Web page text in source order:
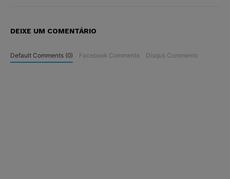
DEIXE UM COMENTÁRIO
Default Comments (0) Facebook Comments Disqus Comments